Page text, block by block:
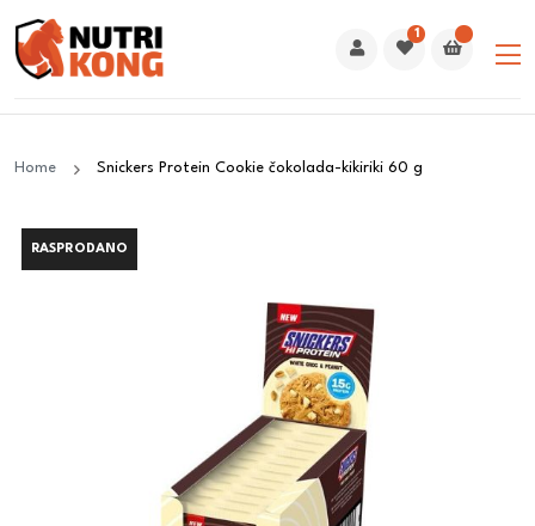
1
Home Snickers Protein Cookie čokolada-kikiriki 60 g
RASPRODANO